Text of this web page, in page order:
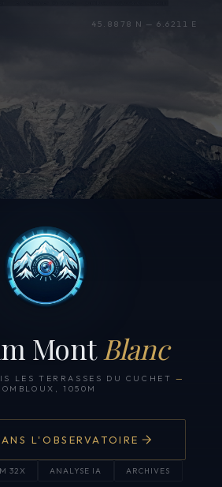
45.8878 N — 6.6211 E
Mont Blanc
LES TERRASSES DU CUCHET —
1050M
L'OBSERVATOIRE
32X ANALYSE IA ARCHIVES